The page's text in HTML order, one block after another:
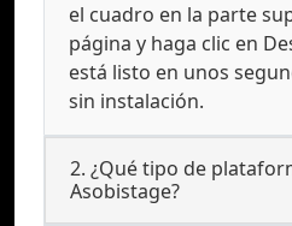
el cuadro en la parte
página y haga clic en
está listo en unos
sin instalación.
2. ¿Qué tipo de
Asobistage?